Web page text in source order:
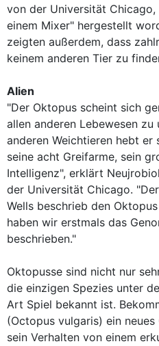
von der Universität Chicago,
einem Mixer" hergestellt
zeigten außerdem, dass
keinem anderen Tier zu
Alien
"Der Oktopus scheint sich
allen anderen Lebewesen
anderen Weichtieren hebt
seine acht Greifarme, sein
Intelligenz", erklärt
der Universität Chicago.
Wells beschrieb den
haben wir erstmals das
beschrieben."
Oktopusse sind nicht nur
die einzigen Spezies unter
Art Spiel bekannt ist.
(Octopus vulgaris) ein
sein Verhalten von einem